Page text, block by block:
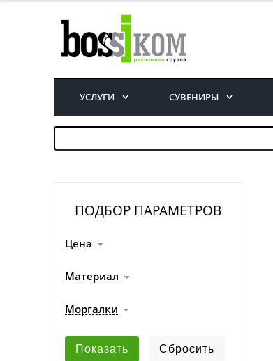
УСЛУГИ СУВЕНИРЫ
ПОДБОР ПАРАМЕТРОВ
Цена
Материал
Моргалки